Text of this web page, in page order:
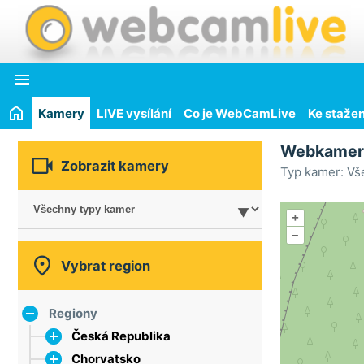

Kamery LIVE vysílání Co je WebCamLive Ke
 Zobrazit kamery
 Vybrat region
Regiony
Česká Republika
hlavní město Praha
Chorvatsko
Typ kamer:
+
–